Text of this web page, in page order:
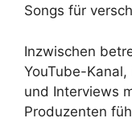
Songs für
Inzwischen
YouTube-
und Interviews
Produzenten